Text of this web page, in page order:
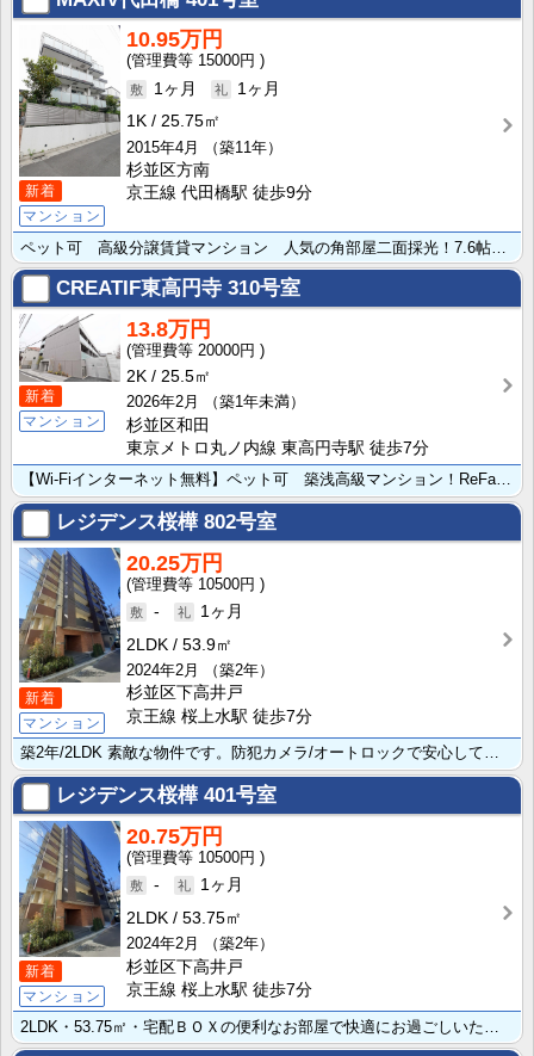
新着
マンション
10.95万円
15000円
1ヶ月
1ヶ月
1K
25.75㎡
2015年4月
（築11年）
杉並区方南
京王線 代田橋駅 徒歩9分
CREATIF東高円寺 310号室
新着
マンション
13.8万円
20000円
2K
25.5㎡
2026年2月
（築1年未満）
杉並区和田
東京メトロ丸ノ内線 東高円寺駅 徒歩7分
【Wi-Fiインターネット無料】ペット可 築浅高級マンション！ReFa標準装備！IoT対応の快適な暮･･･
レジデンス桜樺 802号室
新着
マンション
20.25万円
10500円
-
1ヶ月
2LDK
53.9㎡
2024年2月
（築2年）
杉並区下高井戸
京王線 桜上水駅 徒歩7分
築2年/2LDK 素敵な物件です。防犯カメラ/オートロックで安心して生活できます。システムキッチン/･･･
レジデンス桜樺 401号室
新着
マンション
20.75万円
10500円
-
1ヶ月
2LDK
53.75㎡
2024年2月
（築2年）
杉並区下高井戸
京王線 桜上水駅 徒歩7分